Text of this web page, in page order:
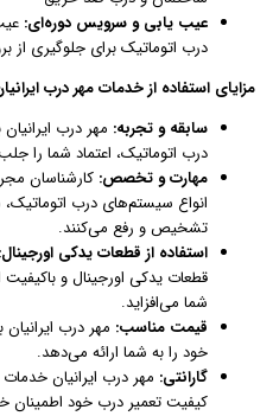
عیب یابی و سرویس دوره‌ای:
درب اتوماتیک برای جلوگیری از
مزایای استفاده از خدمات مهر درب
سابقه و تجربه: مهر درب
درب اتوماتیک، اعتماد شما را
مهارت و تخصص: کارشناسان
انواع سیستم‌های درب
تشخیص و رفع می‌کنند.
استفاده از قطعات یدکی اورجینال:
قطعات یدکی اورجینال و
شما می‌افزاید.
قیمت مناسب: مهر درب
خود را به شما ارائه می‌دهد.
گارانتی: مهر درب ایرانیان
کیفیت تعمیر درب خود اطمینان